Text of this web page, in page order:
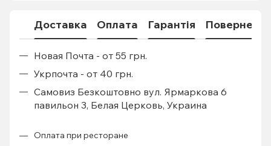
Доставка Оплата Гарантія
Новая Почта - от 55 грн.
Укрпочта - от 40 грн.
Самовиз Безкоштовно вул. Ярмаркова 6
павильон 3, Белая Церковь, Украина
Оплата при ресторане